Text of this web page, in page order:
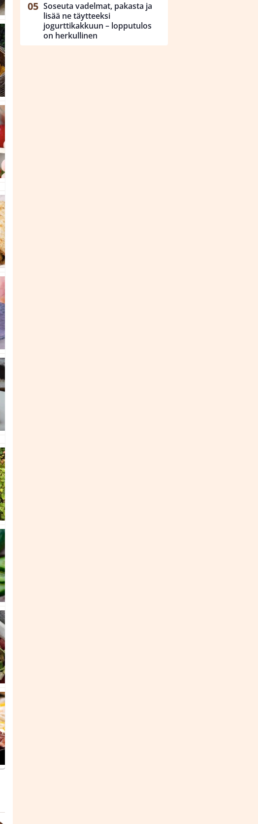
Soseuta vadelmat, pakasta ja
lisää ne täytteeksi
jogurttikakkuun – lopputulos
on herkullinen